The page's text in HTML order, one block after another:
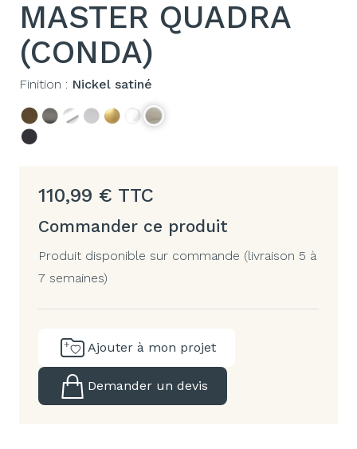
MASTER QUADRA
(CONDA)
Finition : Nickel satiné
110,99 € TTC
Commander ce produit
Produit disponible sur commande (livraison 5 à
7 semaines)
Ajouter à mon projet
Demander un devis